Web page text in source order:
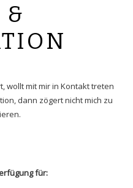
&
wollt mit mir in Kontakt treten
dann zögert nicht mich zu
für: